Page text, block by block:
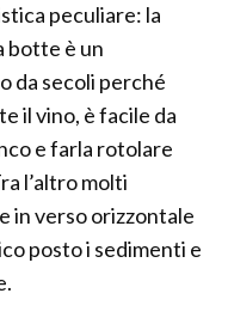
peculiare: la
botte è un
da secoli perché
il vino, è facile da
e farla rotolare
l’altro molti
in verso orizzontale
posto i sedimenti e